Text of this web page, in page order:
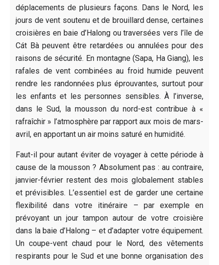
déplacements de plusieurs façons. Dans le Nord, les
jours de vent soutenu et de brouillard dense, certaines
croisières en baie d’Halong ou traversées vers l’île de
Cát Bà peuvent être retardées ou annulées pour des
raisons de sécurité. En montagne (Sapa, Ha Giang), les
rafales de vent combinées au froid humide peuvent
rendre les randonnées plus éprouvantes, surtout pour
les enfants et les personnes sensibles. À l’inverse,
dans le Sud, la mousson du nord-est contribue à «
rafraîchir » l’atmosphère par rapport aux mois de mars-
avril, en apportant un air moins saturé en humidité.
Faut-il pour autant éviter de voyager à cette période à
cause de la mousson ? Absolument pas : au contraire,
janvier-février restent des mois globalement stables
et prévisibles. L’essentiel est de garder une certaine
flexibilité dans votre itinéraire – par exemple en
prévoyant un jour tampon autour de votre croisière
dans la baie d’Halong – et d’adapter votre équipement.
Un coupe-vent chaud pour le Nord, des vêtements
respirants pour le Sud et une bonne organisation des